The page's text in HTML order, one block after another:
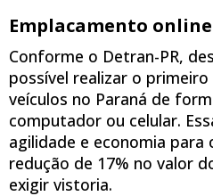
Emplacamento online
Conforme o Detran-PR,
possível realizar o
veículos no Paraná de
computador ou celular.
agilidade e economia para
redução de 17% no valor
exigir vistoria.